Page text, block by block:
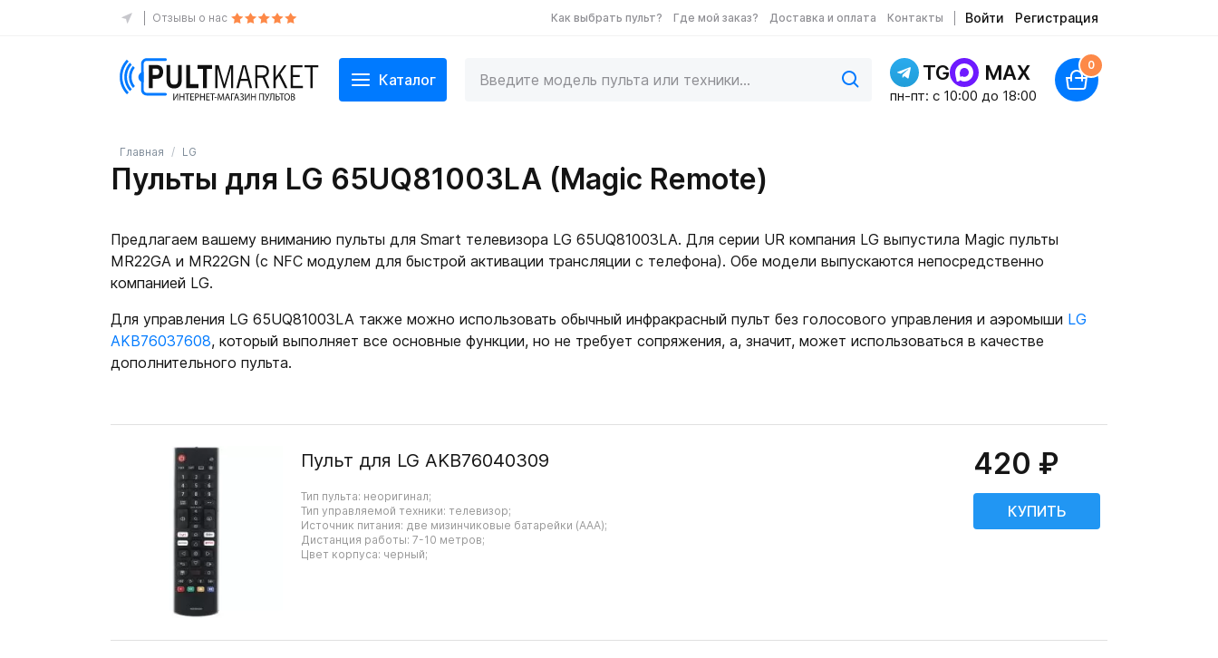
Отзывы о нас Как выбрать пульт? Где мой заказ? Доставка и оплата Контакты Войти Регистрация
Каталог TG MAX
пн-пт: c 10:00 до 18:00
0
Главная LG
Пульты для LG 65UQ81003LA (Magic Remote)
Предлагаем вашему вниманию пульты для Smart телевизора LG 65UQ81003LA. Для серии UR компания LG выпустила Magic пульты
MR22GA и MR22GN (с NFC модулем для быстрой активации трансляции с телефона). Обе модели выпускаются непосредственно
компанией LG.
Для управления LG 65UQ81003LA также можно использовать обычный инфракрасный пульт без голосового управления и аэромыши LG
AKB76037608, который выполняет все основные функции, но не требует сопряжения, а, значит, может использоваться в качестве
дополнительного пульта.
Пульт для LG AKB76040309
Тип пульта: неоригинал;
Тип управляемой техники: телевизор;
Источник питания: две мизинчиковые батарейки (AAA);
Дистанция работы: 7-10 метров;
Цвет корпуса: черный;
420 ₽